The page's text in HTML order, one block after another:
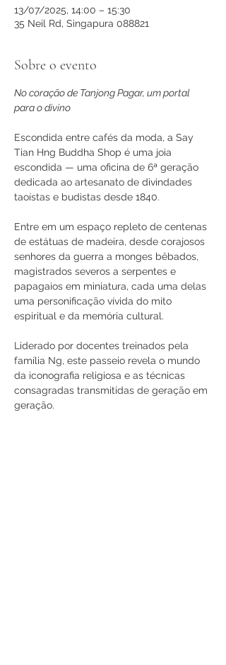
13/07/2025, 14:00 – 15:30
35 Neil Rd, Singapura 088821
Sobre o evento
No coração de Tanjong Pagar, um portal
para o divino
Escondida entre cafés da moda, a Say
Tian Hng Buddha Shop é uma joia
escondida — uma oficina de 6ª geração
dedicada ao artesanato de divindades
taoístas e budistas desde 1840.
Entre em um espaço repleto de centenas
de estátuas de madeira, desde corajosos
senhores da guerra a monges bêbados,
magistrados severos a serpentes e
papagaios em miniatura, cada uma delas
uma personificação vívida do mito
espiritual e da memória cultural.
Liderado por docentes treinados pela
família Ng, este passeio revela o mundo
da iconografia religiosa e as técnicas
consagradas transmitidas de geração em
geração.